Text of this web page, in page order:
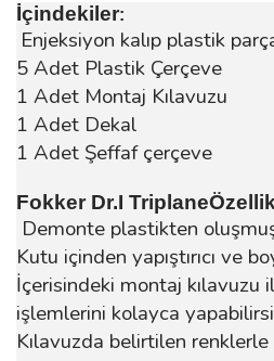
İçindekiler:
Enjeksiyon kalıp plastik
5 Adet Plastik Çerçeve
1 Adet Montaj Kılavuzu
1 Adet Dekal
1 Adet Şeffaf çerçeve
Fokker Dr.I
Demonte plastikten
Kutu içinden yapıştırıcı ve
İçerisindeki montaj kılavuzu
işlemlerini kolayca
Kılavuzda belirtilen